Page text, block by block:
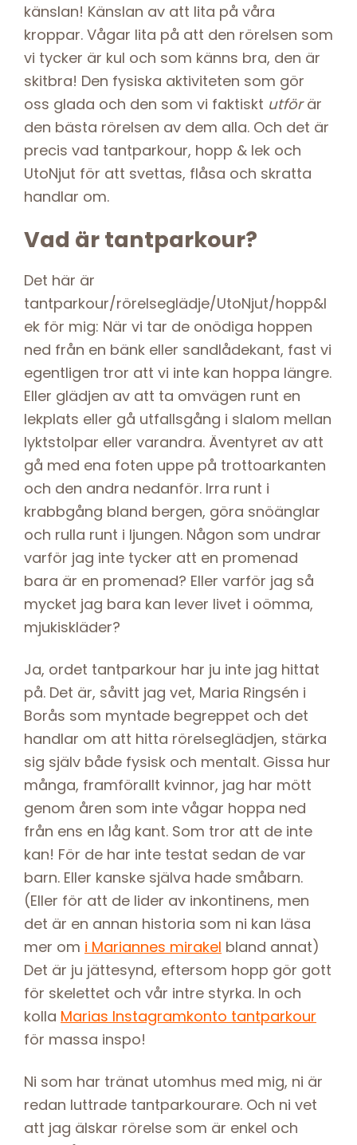
känslan! Känslan av att lita på våra
kroppar. Vågar lita på att den rörelsen som
vi tycker är kul och som känns bra, den är
skitbra! Den fysiska aktiviteten som gör
oss glada och den som vi faktiskt utförär
den bästa rörelsen av dem alla. Och det är
precis vad tantparkour, hopp & lek och
UtoNjut för att svettas, flåsa och skratta
handlar om.
Vad är tantparkour?
Det här är
tantparkour/rörelseglädje/UtoNjut/hopp&l
ek för mig: När vi tar de onödiga hoppen
ned från en bänk eller sandlådekant, fast vi
egentligen tror att vi inte kan hoppa längre.
Eller glädjen av att ta omvägen runt en
lekplats eller gå utfallsgång i slalom mellan
lyktstolpar eller varandra. Äventyret av att
gå med ena foten uppe på trottoarkanten
och den andra nedanför. Irra runt i
krabbgång bland bergen, göra snöänglar
och rulla runt i ljungen. Någon som undrar
varför jag inte tycker att en promenad
bara är en promenad? Eller varför jag så
mycket jag bara kan lever livet i oömma,
mjukiskläder?
Ja, ordet tantparkour har ju inte jag hittat
på. Det är, såvitt jag vet, Maria Ringsén i
Borås som myntade begreppet och det
handlar om att hitta rörelseglädjen, stärka
sig själv både fysisk och mentalt. Gissa hur
många, framförallt kvinnor, jag har mött
genom åren som inte vågar hoppa ned
från ens en låg kant. Som tror att de inte
kan! För de har inte testat sedan de var
barn. Eller kanske själva hade småbarn.
(Eller för att de lider av inkontinens, men
det är en annan historia som ni kan läsa
mer om i Mariannes mirakel bland annat)
Det är ju jättesynd, eftersom hopp gör gott
för skelettet och vår intre styrka. In och
kolla Marias Instagramkonto tantparkour
för massa inspo!
Ni som har tränat utomhus med mig, ni är
redan luttrade tantparkourare. Och ni vet
att jag älskar rörelse som är enkel och